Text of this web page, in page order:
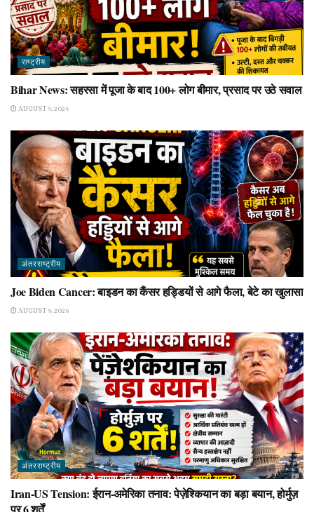
राष्ट्रीय
Bihar News: सहरसा में पूजा के बाद 100+ लोग बीमार, प्रसाद पर उठे सवाल
AUGUST 9, 2026
अंतरराष्ट्रीय
Joe Biden Cancer: बाइडन का कैंसर हड्डियों से आगे फैला, बेटे का खुलासा
AUGUST 9, 2026
अंतरराष्ट्रीय
Iran-US Tension: ईरान-अमेरिका तनाव: पेज़ेश्कियान का बड़ा बयान, होर्मुज़
पर 6 शर्तें